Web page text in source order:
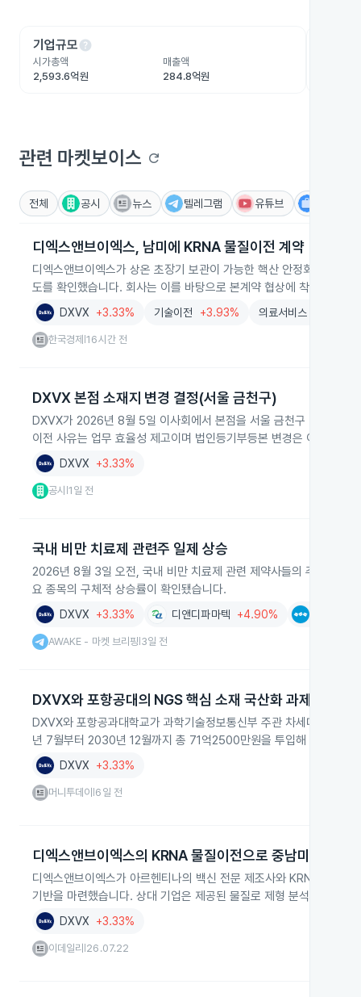
기업규모help
시가총액
2,593.6억원
매출액
284.8억원
관련 마켓보이스 refresh
전체 공시 뉴스 텔레그램 유튜브
디엑스앤브이엑스, 남미에 KRNA 물질이전 계약
디엑스앤브이엑스가 상온 초장기 보관이 가능한 핵산 안정화 플랫폼
도를 확인했습니다. 회사는 이를 바탕으로 본계약 협상에 착수할 계획
DXVX +3.33% 기술이전 +3.93% 의료서비스
한국경제 |16시간 전
DXVX 본점 소재지 변경 결정(서울 금천구)
DXVX가 2026년 8월 5일 이사회에서 본점을 서울 금천구 디지털로
이전 사유는 업무 효율성 제고이며 법인등기부등본 변경은 이전일로
DXVX +3.33%
공시 |1일 전
국내 비만 치료제 관련주 일제 상승
2026년 8월 3일 오전, 국내 비만 치료제 관련 제약사들의 주가가 일
요 종목의 구체적 상승률이 확인됐습니다.
DXVX +3.33% 디앤디파마텍 +4.90%
AWAKE - 마켓 브리핑 3일 전
DXVX와 포항공대의 NGS 핵심 소재 국산화 과제 선정
DXVX와 포항공과대학교가 과학기술정보통신부 주관 차세대 유전
년 7월부터 2030년 12월까지 총 71억2500만원을 투입해 국산 장비
DXVX +3.33%
머니투데이 6일 전
디엑스앤브이엑스의 KRNA 물질이전으로 중남미 진출 기
디엑스앤브이엑스가 아르헨티나의 백신 전문 제조사와 KRNA 관련
기반을 마련했습니다. 상대 기업은 제공된 물질로 제형 분석과 평가를
DXVX +3.33%
이데일리 26.07.22